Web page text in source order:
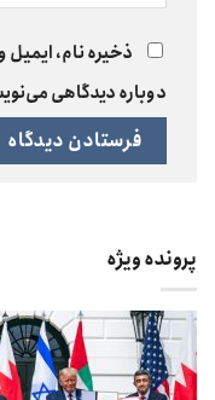
ذخیره نام، ایمیل
دوباره دیدگاهی
پرونده ویژه